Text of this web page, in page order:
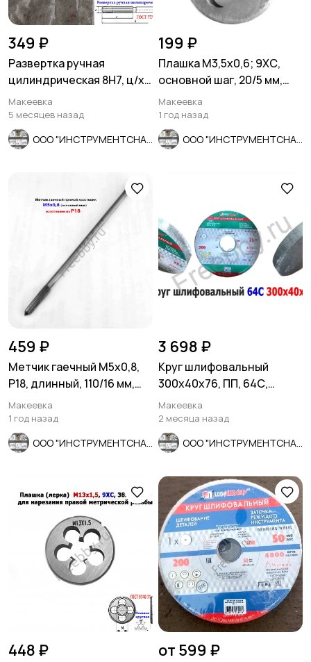
349 ₽
Развертка ручная
цилиндрическая 8Н7, ц/х,
9ХС, Z6, прямозубая,
115/58.
Макеевка
5 месяцев назад
199 ₽
Плашка М3,5х0,6; 9ХС,
основной шаг, 20/5 мм,
ГОСТ 7740-71, СССР
Макеевка
1 год назад
459 ₽
Метчик гаечный М5х0,8,
Р18, длинный, 110/16 мм,
основной шаг, СССР.
Макеевка
1 год назад
3 698 ₽
Круг шлифовальный
300х40х76, ПП, 64С,
зеленый, 40 СМ1, K-L V, ср
зерно
Макеевка
2 месяца назад
448 ₽ от 599 ₽